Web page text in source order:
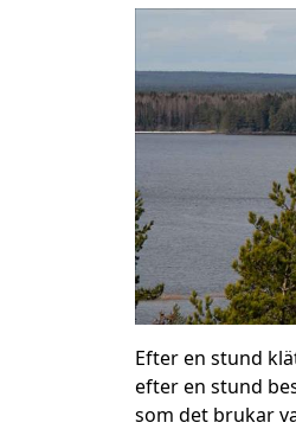
Efter en stund
efter en stund
som det brukar